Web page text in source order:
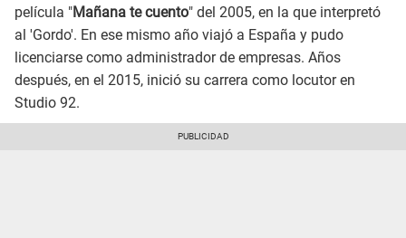
película "Mañana te cuento" del 2005, en la que interpretó
al 'Gordo'. En ese mismo año viajó a España y pudo
licenciarse como administrador de empresas. Años
después, en el 2015, inició su carrera como locutor en
Studio 92.